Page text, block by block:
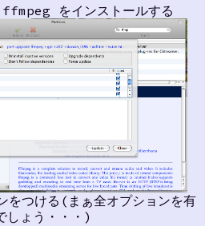
をインストールする
つける(まぁ全オプションを有
しょう・・・)